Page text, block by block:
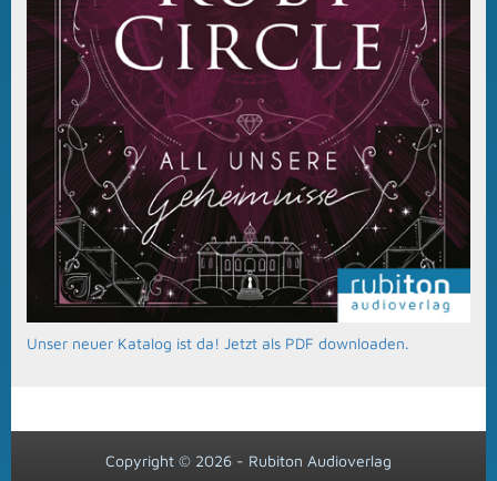
Unser neuer Katalog ist da! Jetzt als PDF downloaden.
Copyright © 2026 - Rubiton Audioverlag